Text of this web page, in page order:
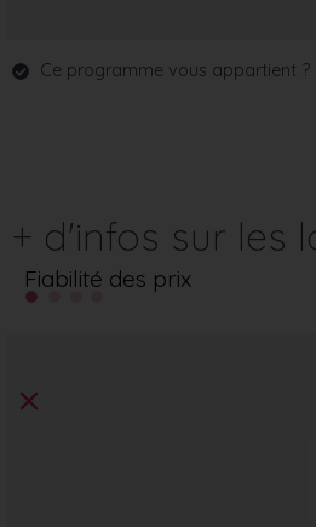
Ce programme vous appartient ?
+ d'infos sur les
Fiabilité des prix